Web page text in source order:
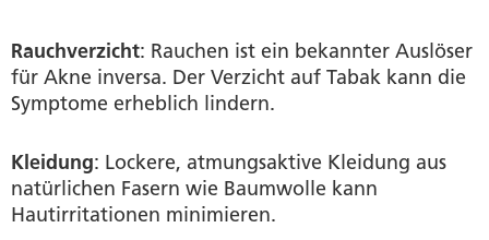
Rauchverzicht: Rauchen ist ein bekannter Auslöser
für Akne inversa. Der Verzicht auf Tabak kann die
Symptome erheblich lindern.
Kleidung: Lockere, atmungsaktive Kleidung aus
natürlichen Fasern wie Baumwolle kann
Hautirritationen minimieren.